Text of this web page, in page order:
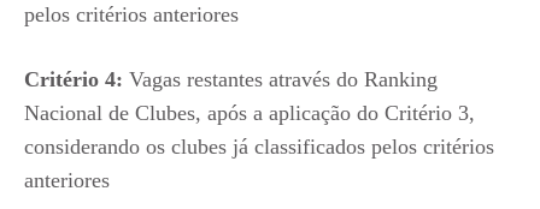
pelos critérios anteriores
Critério 4: Vagas restantes através do Ranking
Nacional de Clubes, após a aplicação do Critério 3,
considerando os clubes já classificados pelos critérios
anteriores